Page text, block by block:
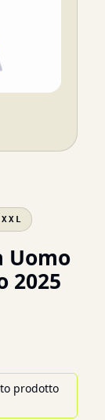
Uomo
2025
prodotto